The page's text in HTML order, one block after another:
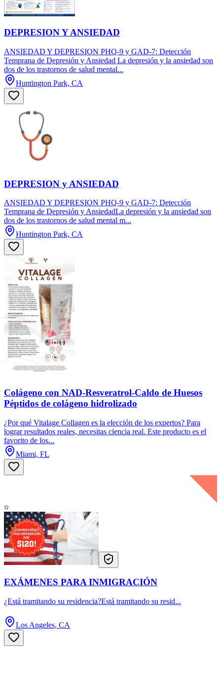
DEPRESION Y ANSIEDAD
ANSIEDAD Y DEPRESION PHQ-9 y GAD-7: Detección
Temprana de Depresión y Ansiedad La depresión y la ansiedad son
dos de los trastornos de salud mental...
Huntington Park, CA
DEPRESION y ANSIEDAD
ANSIEDAD Y DEPRESION PHQ-9 y GAD-7: Detección
Temprana de Depresión y AnsiedadLa depresión y la ansiedad son
dos de los trastornos de salud mental m...
Huntington Park, CA
Colágeno con NAD-Resveratrol-Caldo de Huesos
Péptidos de colágeno hidrolizado
¿Por qué Vitalage Collagen es la elección de los expertos? Para
lograr resultados reales, necesitas ciencia real. Este producto es el
favorito de los...
Miami, FL
EXÁMENES PARA INMIGRACIÓN
¿Está tramitando su residencia?Está tramitando su resid...
Los Angeles, CA